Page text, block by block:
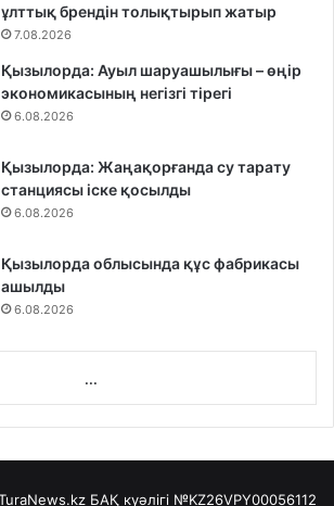
ұлттық брендін толықтырып жатыр
7.08.2026
Қызылорда: Ауыл шаруашылығы – өңір
экономикасының негізгі тірегі
6.08.2026
Қызылорда: Жаңақорғанда су тарату
станциясы іске қосылды
6.08.2026
Қызылорда облысында құс фабрикасы
ашылды
6.08.2026
...
БАҚ куәлігі №KZ26VPY00056112